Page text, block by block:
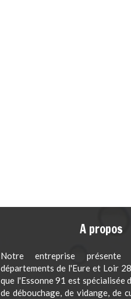
A propos
Notre entreprise
départements de l'Eure et Loir
que l'Essonne 91 est spécialisée
de débouchage, de vidange, de